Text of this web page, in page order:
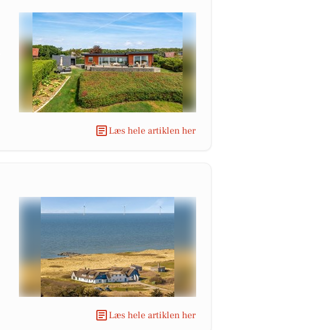
Læs hele artiklen her
Læs hele artiklen her